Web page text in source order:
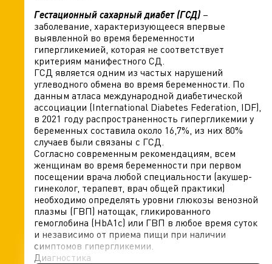
Гестационный сахарный диабет (ГСД) –
заболевание, характеризующееся впервые
выявленной во время беременности
гипергликемией, которая не соответствует
критериям манифестного СД.
ГСД является одним из частых нарушений
углеводного обмена во время беременности. По
данным атласа международной диабетической
ассоциации (International Diabetes Federation, IDF),
в 2021 году распространенность гипергликемии у
беременных составила около 16,7%, из них 80%
случаев были связаны с ГСД.
Согласно современным рекомендациям, всем
женщинам во время беременности при первом
посещении врача любой специальности (акушер-
гинеколог, терапевт, врач общей практики)
необходимо определять уровни глюкозы венозной
плазмы (ГВП) натощак, гликированного
гемоглобина (HbA1c) или ГВП в любое время суток
и независимо от приема пищи при наличии
симптомов гипергликемии.
Диагностика